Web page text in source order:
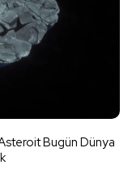
Bugün Dünya